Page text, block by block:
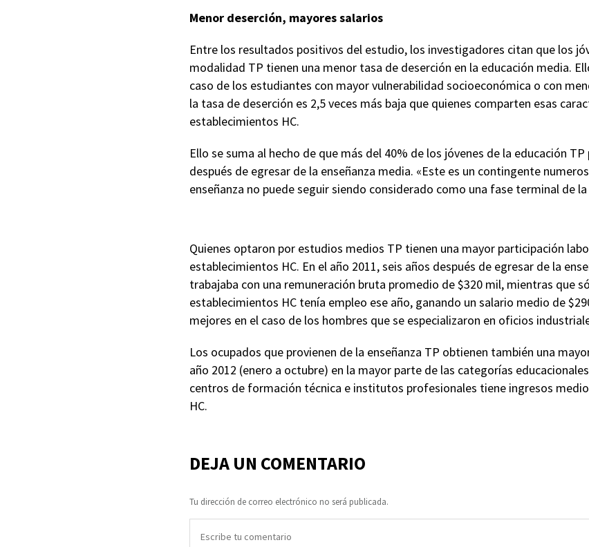
Menor deserción, mayores salarios
Entre los resultados positivos del estudio, los investigadores citan que los
modalidad TP tienen una menor tasa de deserción en la educación media.
caso de los estudiantes con mayor vulnerabilidad socioeconómica o con
la tasa de deserción es 2,5 veces más baja que quienes comparten esas
establecimientos HC.
Ello se suma al hecho de que más del 40% de los jóvenes de la educación
después de egresar de la enseñanza media. «Este es un contingente
enseñanza no puede seguir siendo considerado como una fase terminal de
Quienes optaron por estudios medios TP tienen una mayor participación
establecimientos HC. En el año 2011, seis años después de egresar de la
trabajaba con una remuneración bruta promedio de $320 mil, mientras que
establecimientos HC tenía empleo ese año, ganando un salario medio de
mejores en el caso de los hombres que se especializaron en oficios
Los ocupados que provienen de la enseñanza TP obtienen también una
año 2012 (enero a octubre) en la mayor parte de las categorías
centros de formación técnica e institutos profesionales tiene ingresos
HC.
DEJA UN COMENTARIO
Tu dirección de correo electrónico no será publicada.